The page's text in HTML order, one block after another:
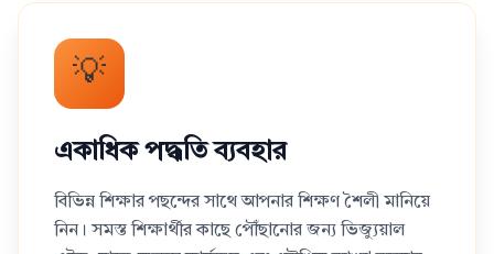
💡
একাধিক পদ্ধতি ব্যবহার
বিভিন্ন শিক্ষার পছন্দের সাথে আপনার শিক্ষণ শৈলী মানিয়ে
নিন। সমস্ত শিক্ষার্থীর কাছে পৌঁছানোর জন্য ভিজ্যুয়াল